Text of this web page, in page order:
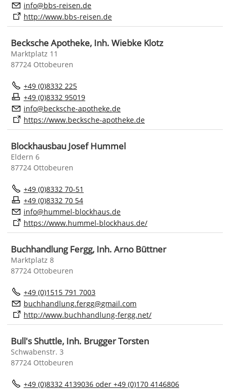
nf bbs-r s n d
http://www.bbs-reisen.de
Becksche Apotheke, Inh. Wiebke Klotz
Marktplatz 11
87724 Ottobeuren
+49 (0)8332 225
+49 (0)8332 95019
nf
b cksch - p th k
d
https://www.becksche-apotheke.de
Blockhausbau Josef Hummel
Eldern 6
87724 Ottobeuren
+49 (0)8332 70-51
+49 (0)8332 70 54
nf
h mm l-bl ckh s d
https://www.hummel-blockhaus.de/
Buchhandlung Fergg, Inh. Arno Büttner
Marktplatz 8
87724 Ottobeuren
+49 (0)1515 791 7003
b chh ndl ng f rgg gm l c m
http://www.buchhandlung-fergg.net/
Bull's Shuttle, Inh. Brugger Torsten
Schwabenstr. 3
87724 Ottobeuren
+49 (0)8332 4139036 oder +49 (0)170 4146806